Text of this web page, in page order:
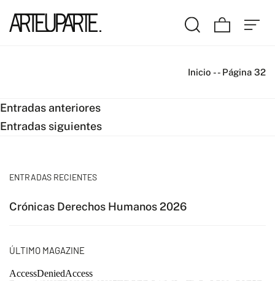
Inicio -- Página 32
Navegación
de
Entradas anteriores
Entradas siguientes
ENTRADAS RECIENTES
Crónicas Derechos Humanos 2026
ÚLTIMO MAGAZINE